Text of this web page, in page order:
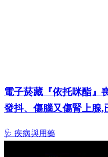
電子菸藏『依托咪酯』
發抖、傷腦又傷腎上腺
🩺 疾病與用藥